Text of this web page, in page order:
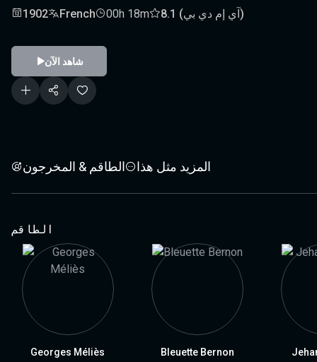
1902 French 00h 18m 8.1 (آي إم دي بي)
شاهد الآن
الطاقم & المخرجون المزيد مثل هذا
الطاقم
Georges Méliès Bleuette Bernon